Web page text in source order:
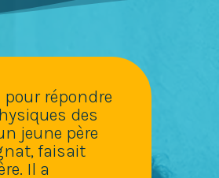
pour répondre
des
jeune père
faisait
Il a